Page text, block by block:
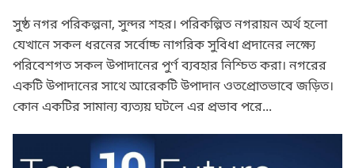
সুষ্ঠ নগর পরিকল্পনা, সুন্দর শহর। পরিকল্পিত নগরায়ন অর্থ হলো
যেখানে সকল ধরনের সর্বোচ্চ নাগরিক সুবিধা প্রদানের লক্ষ্যে
পরিবেশগত সকল উপাদানের পুর্ণ ব্যবহার নিশ্চিত করা। নগরের
একটি উপাদানের সাথে আরেকটি উপাদান ওতপ্রোতভাবে জড়িত।
কোন একটির সামান্য ব্যত্যয় ঘটলে এর প্রভাব পরে...